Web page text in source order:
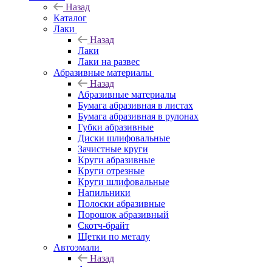
Назад
Каталог
Лаки
Назад
Лаки
Лаки на развес
Абразивные материалы
Назад
Абразивные материалы
Бумага абразивная в листах
Бумага абразивная в рулонах
Губки абразивные
Диски шлифовальные
Зачистные круги
Круги абразивные
Круги отрезные
Круги шлифовальные
Напильники
Полоски абразивные
Порошок абразивный
Скотч-брайт
Щетки по металу
Автоэмали
Назад